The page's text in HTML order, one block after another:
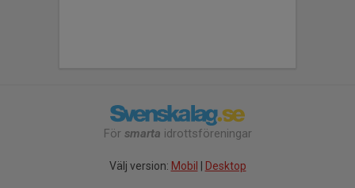
För smarta idrottsföreningar
Välj version: Mobil Desktop